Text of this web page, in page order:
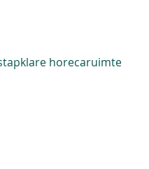
horecaruimte